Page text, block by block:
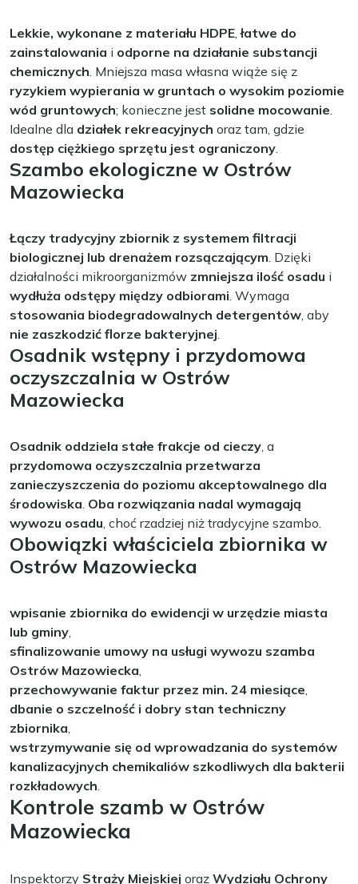
Lekkie, wykonane z materiału HDPE,łatwe do
zainstalowania i odporne na działanie substancji
chemicznych. Mniejsza masa własna wiąże się z
ryzykiem wypierania w gruntach o wysokim poziomie
wód gruntowych; konieczne jest solidne mocowanie.
Idealne dla działek rekreacyjnych oraz tam, gdzie
dostęp ciężkiego sprzętu jest ograniczony.
Szambo ekologiczne w Ostrów
Mazowiecka
Łączy tradycyjny zbiornik z systemem filtracji
biologicznej lub drenażem rozsączającym. Dzięki
działalności mikroorganizmów zmniejsza ilość osadu i
wydłuża odstępy między odbiorami. Wymaga
stosowania biodegradowalnych detergentów, aby
nie zaszkodzić florze bakteryjnej.
Osadnik wstępny i przydomowa
oczyszczalnia w Ostrów
Mazowiecka
Osadnik oddziela stałe frakcje od cieczy, a
przydomowa oczyszczalnia przetwarza
zanieczyszczenia do poziomu akceptowalnego dla
środowiska. Oba rozwiązania nadal wymagają
wywozu osadu, choć rzadziej niż tradycyjne szambo.
Obowiązki właściciela zbiornika w
Ostrów Mazowiecka
wpisanie zbiornika do ewidencji w urzędzie miasta
lub gminy,
sfinalizowanie umowy na usługi wywozu szamba
Ostrów Mazowiecka,
przechowywanie faktur przez min. 24 miesiące,
dbanie o szczelność i dobry stan techniczny
zbiornika,
wstrzymywanie się od wprowadzania do systemów
kanalizacyjnych chemikaliów szkodliwych dla bakterii
rozkładowych.
Kontrole szamb w Ostrów
Mazowiecka
Inspektorzy Straży Miejskiej oraz Wydziału Ochrony